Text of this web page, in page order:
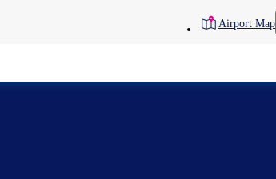
toolbarAirport Map